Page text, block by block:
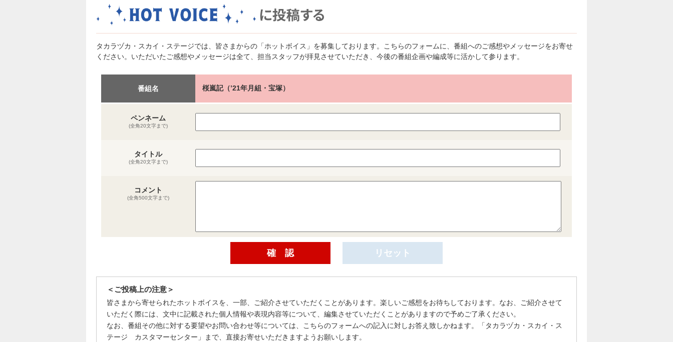
タカラヅカ・スカイ・ステージでは、皆さまからの「ホットボイス」を募集しております。こちらのフォームに、番組へのご感想やメッセージをお寄せ
ください。いただいたご感想やメッセージは全て、担当スタッフが拝見させていただき、今後の番組企画や編成等に活かして参ります。
番組名 桜嵐記（’21年月組・宝塚）
ペンネーム
(全角20文字まで)
タイトル
(全角20文字まで)
コメント
(全角500文字まで)
＜ご投稿上の注意＞
皆さまから寄せられたホットボイスを、一部、ご紹介させていただくことがあります。楽しいご感想をお待ちしております。なお、ご紹介させて
いただく際には、文中に記載された個人情報や表現内容等について、編集させていただくことがありますので予めご了承ください。
なお、番組その他に対する要望やお問い合わせ等については、こちらのフォームへの記入に対しお答え致しかねます。「タカラヅカ・スカイ・ス
テージ カスタマーセンター」まで、直接お寄せいただきますようお願いします。